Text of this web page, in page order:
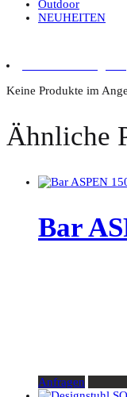
Outdoor
NEUHEITEN
Keine Produkte im
Ähnliche
Bar
Anfragen